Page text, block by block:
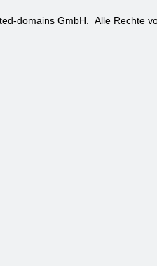
domains GmbH. Alle Rechte